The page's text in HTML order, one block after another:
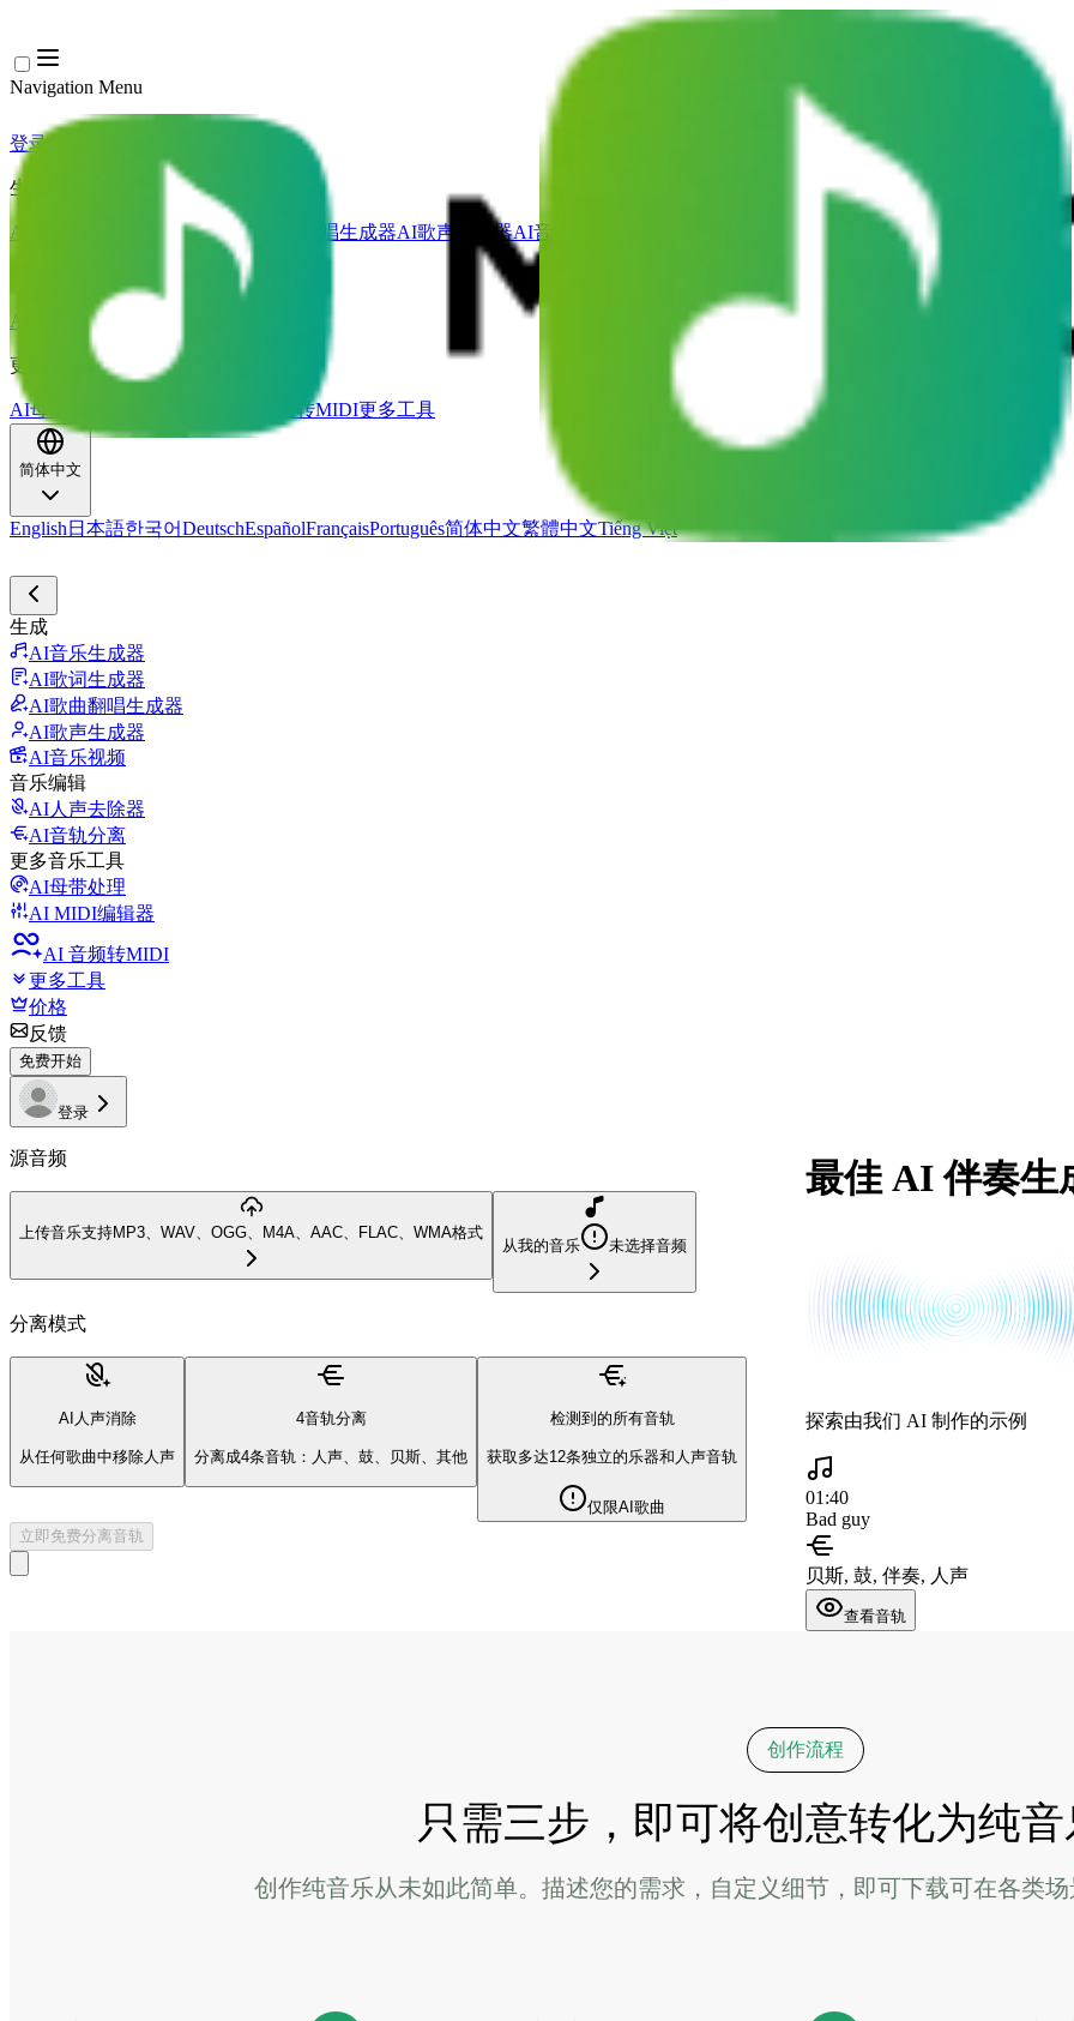
Navigation Menu
登录
生成
AI音乐生成器 AI歌词生成器AI歌曲翻唱生成器AI歌声生成器AI音乐视频
AI人声去除器
更多音乐工具
AI母带处理 AI 音频转MIDI更多工具
简体中文
English 日本語한국어DeutschEspañolFrançaisPortuguês简体中文繁體中文Tiếng Việt
生成
AI音乐生成器
AI歌词生成器
AI歌曲翻唱生成器
AI歌声生成器
AI音乐视频
音乐编辑
AI人声去除器
AI音轨分离
更多音乐工具
AI母带处理
AI MIDI编辑器
AI 音频转MIDI
更多工具
价格
反馈
免费开始
登录
源音频
上传音乐支持MP3、WAV、OGG、M4A、AAC、FLAC、WMA格式
从我的音乐 未选择音频
分离模式
AI人声消除
从任何歌曲中移除人声
4音轨分离
分离成4条音轨：人声、鼓、贝斯、其他
检测到的所有音轨
获取多达12条独立的乐器和人声音轨
仅限AI歌曲
立即免费分离音轨
最佳 AI 伴奏生
探索由我们 AI 制作的示例
01:40
Bad guy
贝斯, 鼓, 伴奏, 人声
查看音轨
创作流程
只需三步，即可将创意转化为纯
创作纯音乐从未如此简单。描述您的需求，自定义细节，即可下载可在各类